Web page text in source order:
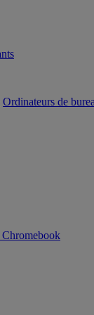
Ordinateurs de